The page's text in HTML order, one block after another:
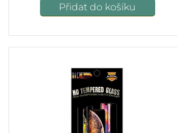
Přidat do košíku